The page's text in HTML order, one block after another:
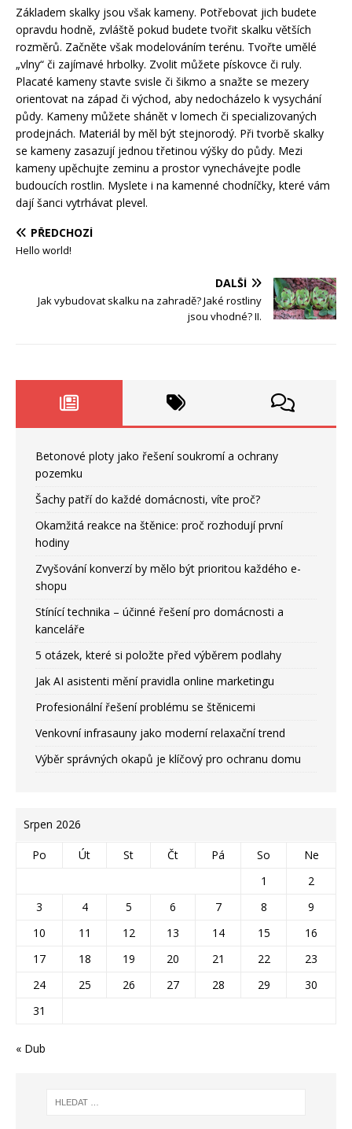
Základem skalky jsou však kameny. Potřebovat jich budete
opravdu hodně, zvláště pokud budete tvořit skalku větších
rozměrů. Začněte však modelováním terénu. Tvořte umělé
„vlny“ či zajímavé hrbolky. Zvolit můžete pískovce či ruly.
Placaté kameny stavte svisle či šikmo a snažte se mezery
orientovat na západ či východ, aby nedocházelo k vysychání
půdy. Kameny můžete shánět v lomech či specializovaných
prodejnách. Materiál by měl být stejnorodý. Při tvorbě skalky
se kameny zasazují jednou třetinou výšky do půdy. Mezi
kameny upěchujte zeminu a prostor vynechávejte podle
budoucích rostlin. Myslete i na kamenné chodníčky, které vám
dají šanci vytrhávat plevel.
PŘEDCHOZÍ
Hello world!
DALŠÍ
Jak vybudovat skalku na zahradě? Jaké rostliny
jsou vhodné? II.
Betonové ploty jako řešení soukromí a ochrany
pozemku
Šachy patří do každé domácnosti, víte proč?
Okamžitá reakce na štěnice: proč rozhodují první
hodiny
Zvyšování konverzí by mělo být prioritou každého e-
shopu
Stínící technika – účinné řešení pro domácnosti a
kanceláře
5 otázek, které si položte před výběrem podlahy
Jak AI asistenti mění pravidla online marketingu
Profesionální řešení problému se štěnicemi
Venkovní infrasauny jako moderní relaxační trend
Výběr správných okapů je klíčový pro ochranu domu
Srpen 2026
Po Út St Čt Pá So
Ne
1
2
3
4 5 6 7 8
9
10
11 12 13 14 15
16
17
18 19 20 21 22
23
24
25 26 27 28 29
30
31
« Dub